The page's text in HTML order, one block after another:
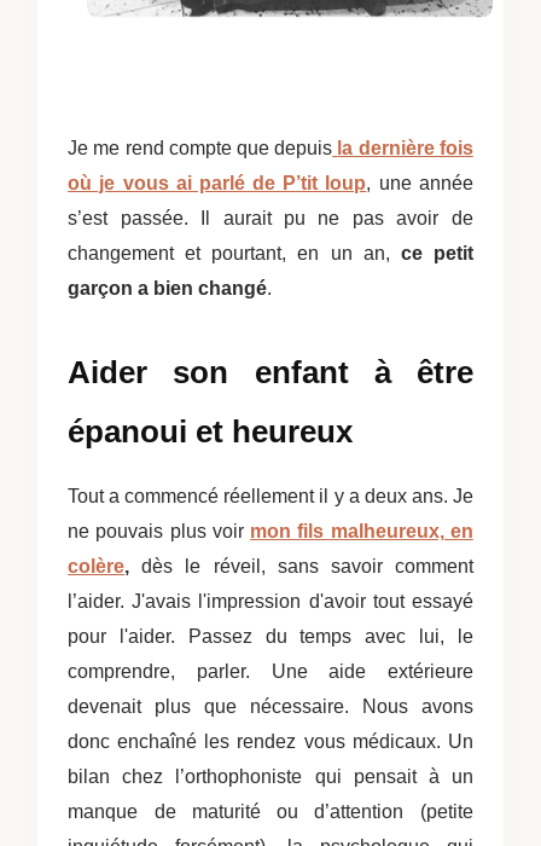
Je me rend compte que depuis la dernière fois
où je vous ai parlé de P’tit loup, une année
s’est passée. Il aurait pu ne pas avoir de
changement et pourtant, en un an, ce petit
garçon a bien changé.
Aider son enfant à être
épanoui et heureux
Tout a commencé réellement il y a deux ans. Je
ne pouvais plus voir mon fils malheureux, en
colère, dès le réveil, sans savoir comment
l’aider. J'avais l'impression d'avoir tout essayé
pour l'aider. Passez du temps avec lui, le
comprendre, parler. Une aide extérieure
devenaitplus que nécessaire. Nous avons
donc enchaîné les rendez vous médicaux. Un
bilan chez l’orthophoniste qui pensait à un
manque de maturité ou d’attention (petite